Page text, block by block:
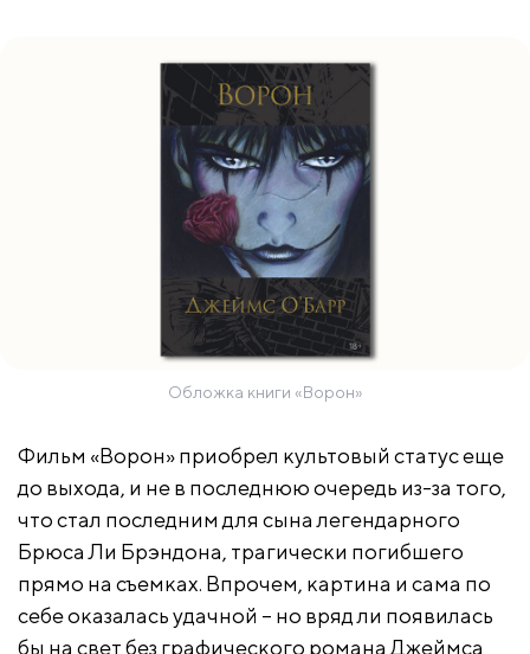
Обложка книги «Ворон»
Фильм «Ворон» приобрел культовый статус еще
до выхода, и не в последнюю очередь из-за того,
что стал последним для сына легендарного
Брюса Ли Брэндона, трагически погибшего
прямо на съемках. Впрочем, картина и сама по
себе оказалась удачной – но вряд ли появилась
бы на свет без графического романа Джеймса